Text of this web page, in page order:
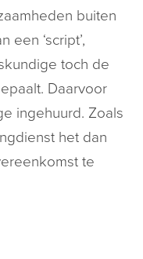
buiten
‘script’,
toch de
Daarvoor
ingehuurd. Zoals
het dan
te